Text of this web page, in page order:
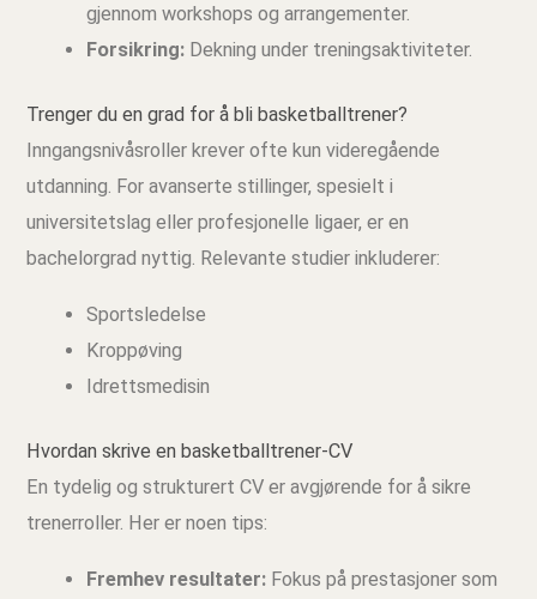
gjennom workshops og arrangementer.
Forsikring:Dekning under treningsaktiviteter.
Trenger du en grad for å bli basketballtrener?
Inngangsnivåsroller krever ofte kun videregående
utdanning. For avanserte stillinger, spesielt i
universitetslag eller profesjonelle ligaer, er en
bachelorgrad nyttig. Relevante studier inkluderer:
Sportsledelse
Kroppøving
Idrettsmedisin
Hvordan skrive en basketballtrener-CV
En tydelig og strukturert CV er avgjørende for å sikre
trenerroller. Her er noen tips:
Fremhev resultater:Fokus på prestasjoner som